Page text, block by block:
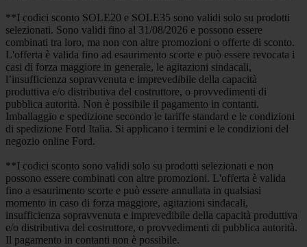
**I codici sconto SOLE20 e SOLE35 sono validi solo su prodotti
selezionati. Sono validi fino al 31/08/2026 e possono essere
combinati tra loro, ma non con altre promozioni o offerte di sconto.
L'offerta è valida fino ad esaurimento scorte e può essere revocata i
casi di forza maggiore in generale, le agitazioni sindacali,
l’insufficienza sopravvenuta e imprevedibile della capacità
produttiva e/o distributiva del costruttore, o provvedimenti di
pubblica autorità. Non è possibile il pagamento in contanti.
Imballaggio e spedizione secondo le tariffe standard e le condizioni
di spedizione Ford Italia. Si applicano i termini e le condizioni del
negozio online Ford.
**I codici sconto sono validi solo su prodotti selezionati e non
possono essere combinati con altre promozioni. L'offerta è valida
fino a esaurimento scorte e può essere annullata in qualsiasi
momento in caso di forza maggiore, agitazioni sindacali,
insufficienza sopravvenuta e imprevedibile della capacità produttiva
e/o distributiva del costruttore, o provvedimenti di pubblica autorità.
Il pagamento in contanti non è possibile.